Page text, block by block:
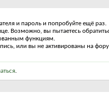
и пароль и попробуйте ещё раз.
Возможно, вы пытаетесь
функциям.
или вы не активированы на
.